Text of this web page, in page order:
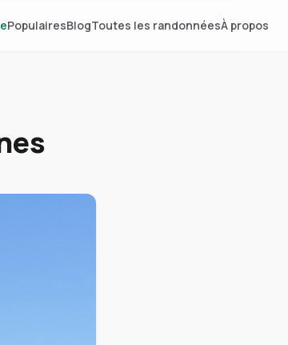
PopulairesBlogToutes les randonnéesÀ propos